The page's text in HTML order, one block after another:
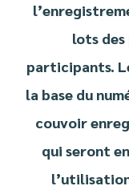
lots
participants.
la base du
couvoir
qui seront